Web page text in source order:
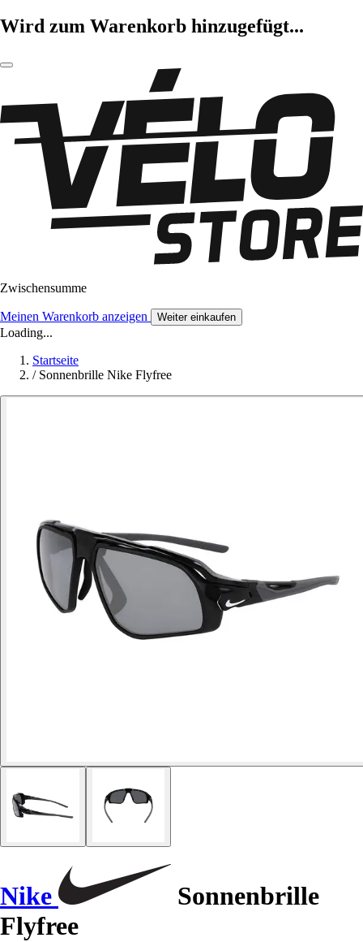
Wird zum Warenkorb hinzugefügt...
Zwischensumme
Meinen Warenkorb anzeigen Weiter einkaufen
Loading...
Startseite
/ Sonnenbrille Nike Flyfree
Nike
Sonnenbrille
Flyfree